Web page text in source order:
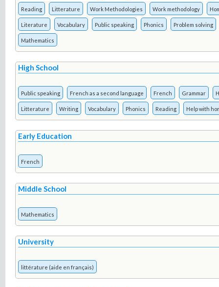
Reading Litterature Work Methodologies Work methodology
Literature Vocabulary Public speaking Phonics Problem solving
Mathematics
High School
Public speaking French as a second language French Grammar
Litterature Writing Vocabulary Phonics Reading Help with
Early Education
French
Middle School
Mathematics
University
littérature (aide en français)